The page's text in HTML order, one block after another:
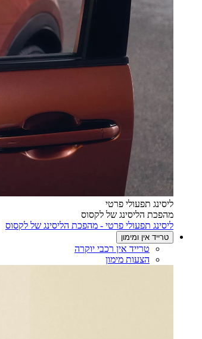
ליסינג תפעולי פרטי
מהפכת הליסינג של לקסוס
ליסינג תפעולי פרטי - מהפכת הליסינג של לקסוס
טרייד אין ומימון
טרייד אין רכבי יוקרה
הצעות מימון